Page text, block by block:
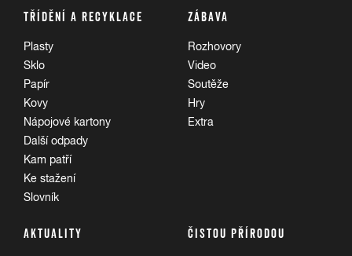
TŘÍDĚNÍ A RECYKLACE
Plasty
Sklo
Papír
Kovy
Nápojové kartony
Další odpady
Kam patří
Ke stažení
Slovník
ZÁBAVA
Rozhovory
Video
Soutěže
Hry
Extra
AKTUALITY ČISTOU PŘÍRODOU